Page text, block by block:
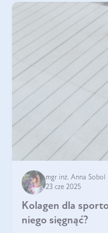
mgr inż. Anna Sobol
23 cze 2025
Kolagen dla
niego sięgnąć?